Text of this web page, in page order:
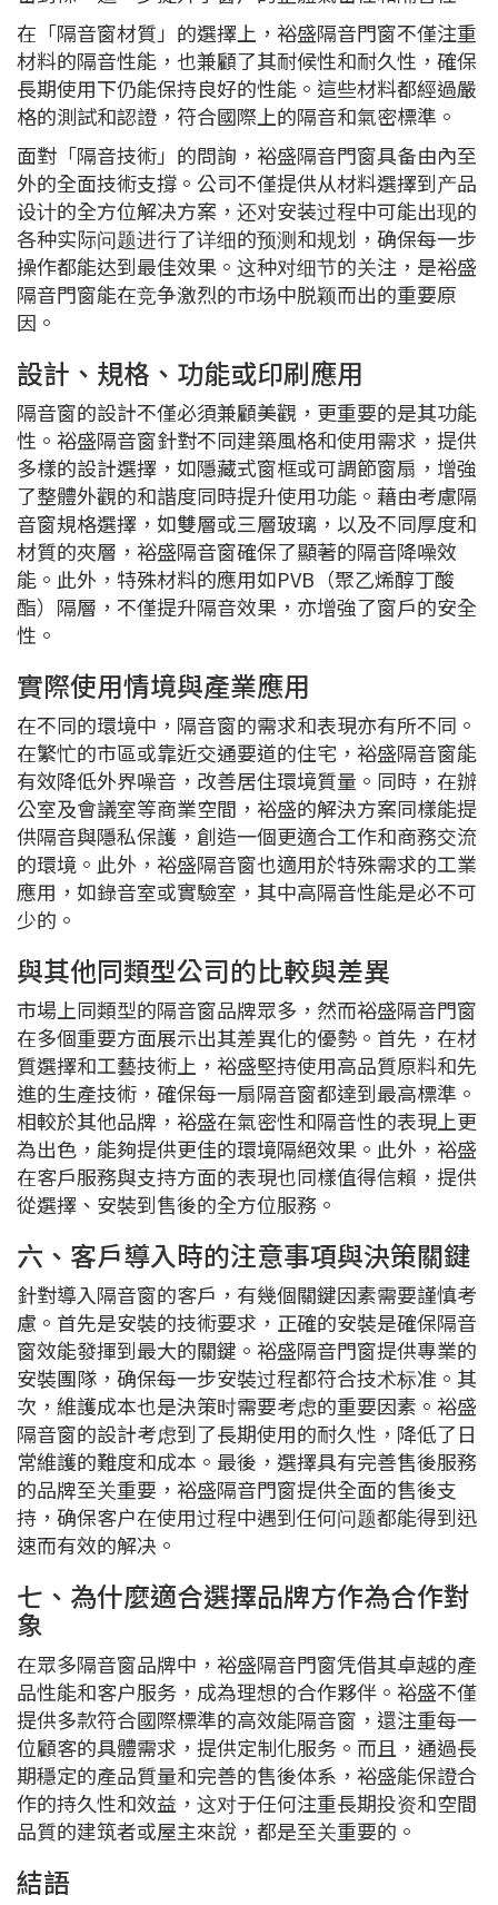
在「隔音窗材質」的選擇上，裕盛隔音門窗不僅注重
材料的隔音性能，也兼顧了其耐候性和耐久性，確保
長期使用下仍能保持良好的性能。這些材料都經過嚴
格的測試和認證，符合國際上的隔音和氣密標準。
面對「隔音技術」的問詢，裕盛隔音門窗具备由內至
外的全面技術支撐。公司不僅提供从材料選擇到产品
设计的全方位解决方案，还对安装过程中可能出现的
各种实际问题进行了详细的预测和规划，确保每一步
操作都能达到最佳效果。这种对细节的关注，是裕盛
隔音門窗能在竞争激烈的市场中脱颖而出的重要原
因。
設計、規格、功能或印刷應用
隔音窗的設計不僅必須兼顧美觀，更重要的是其功能
性。裕盛隔音窗針對不同建築風格和使用需求，提供
多樣的設計選擇，如隱藏式窗框或可調節窗扇，增強
了整體外觀的和諧度同時提升使用功能。藉由考慮隔
音窗規格選擇，如雙層或三層玻璃，以及不同厚度和
材質的夾層，裕盛隔音窗確保了顯著的隔音降噪效
能。此外，特殊材料的應用如PVB（聚乙烯醇丁酸
酯）隔層，不僅提升隔音效果，亦增強了窗戶的安全
性。
實際使用情境與產業應用
在不同的環境中，隔音窗的需求和表現亦有所不同。
在繁忙的市區或靠近交通要道的住宅，裕盛隔音窗能
有效降低外界噪音，改善居住環境質量。同時，在辦
公室及會議室等商業空間，裕盛的解決方案同樣能提
供隔音與隱私保護，創造一個更適合工作和商務交流
的環境。此外，裕盛隔音窗也適用於特殊需求的工業
應用，如錄音室或實驗室，其中高隔音性能是必不可
少的。
與其他同類型公司的比較與差異
市場上同類型的隔音窗品牌眾多，然而裕盛隔音門窗
在多個重要方面展示出其差異化的優勢。首先，在材
質選擇和工藝技術上，裕盛堅持使用高品質原料和先
進的生產技術，確保每一扇隔音窗都達到最高標準。
相較於其他品牌，裕盛在氣密性和隔音性的表現上更
為出色，能夠提供更佳的環境隔絕效果。此外，裕盛
在客戶服務與支持方面的表現也同樣值得信賴，提供
從選擇、安裝到售後的全方位服務。
六、客戶導入時的注意事項與決策關鍵
針對導入隔音窗的客戶，有幾個關鍵因素需要謹慎考
慮。首先是安裝的技術要求，正確的安裝是確保隔音
窗效能發揮到最大的關鍵。裕盛隔音門窗提供專業的
安裝團隊，确保每一步安裝过程都符合技术标准。其
次，維護成本也是決策时需要考虑的重要因素。裕盛
隔音窗的設計考虑到了長期使用的耐久性，降低了日
常維護的難度和成本。最後，選擇具有完善售後服務
的品牌至关重要，裕盛隔音門窗提供全面的售後支
持，确保客户在使用过程中遇到任何问题都能得到迅
速而有效的解决。
七、為什麼適合選擇品牌方作為合作對
象
在眾多隔音窗品牌中，裕盛隔音門窗凭借其卓越的產
品性能和客户服务，成為理想的合作夥伴。裕盛不僅
提供多款符合國際標準的高效能隔音窗，還注重每一
位顧客的具體需求，提供定制化服务。而且，通過長
期穩定的產品質量和完善的售後体系，裕盛能保證合
作的持久性和效益，这对于任何注重長期投资和空間
品質的建筑者或屋主來說，都是至关重要的。
結語